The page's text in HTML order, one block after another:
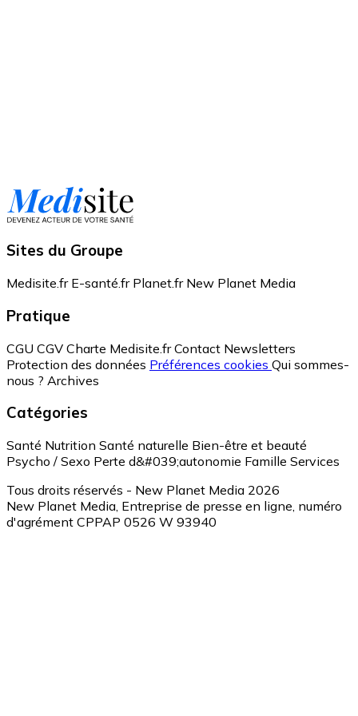
Sites du Groupe
Medisite.fr E-santé.fr Planet.fr New Planet Media
Pratique
CGU CGV Charte Medisite.fr Contact Newsletters
Protection des données Préférences cookies Qui sommes-
nous ? Archives
Catégories
Santé Nutrition Santé naturelle Bien-être et beauté
Psycho / Sexo Perte d&#039;autonomie Famille Services
Tous droits réservés - New Planet Media 2026
New Planet Media, Entreprise de presse en ligne, numéro
d'agrément CPPAP 0526 W 93940